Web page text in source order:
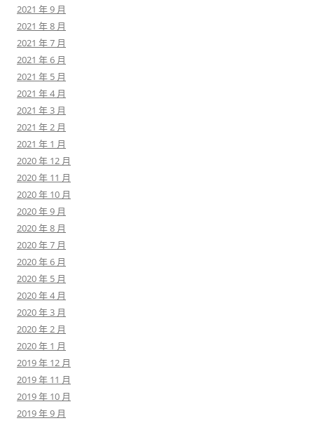
2021 年 9 月
2021 年 8 月
2021 年 7 月
2021 年 6 月
2021 年 5 月
2021 年 4 月
2021 年 3 月
2021 年 2 月
2021 年 1 月
2020 年 12 月
2020 年 11 月
2020 年 10 月
2020 年 9 月
2020 年 8 月
2020 年 7 月
2020 年 6 月
2020 年 5 月
2020 年 4 月
2020 年 3 月
2020 年 2 月
2020 年 1 月
2019 年 12 月
2019 年 11 月
2019 年 10 月
2019 年 9 月